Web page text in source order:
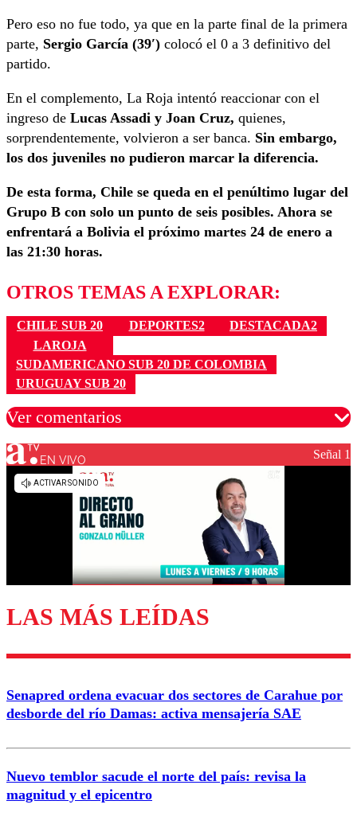
Pero eso no fue todo, ya que en la parte final de la primera
parte, Sergio García (39′) colocó el 0 a 3 definitivo del
partido.
En el complemento, La Roja intentó reaccionar con el
ingreso de Lucas Assadi y Joan Cruz, quienes,
sorprendentemente, volvieron a ser banca. Sin embargo,
los dos juveniles no pudieron marcar la diferencia.
De esta forma, Chile se queda en el penúltimo lugar del
Grupo B con solo un punto de seis posibles. Ahora se
enfrentará a Bolivia el próximo martes 24 de enero a
las 21:30 horas.
OTROS TEMAS A EXPLORAR:
CHILE SUB 20 DEPORTES2
DESTACADA2
LAROJA
SUDAMERICANO SUB 20 DE COLOMBIA
URUGUAY SUB 20
Ver comentarios
Los comentarios son moderados para garantizar un
diálogo respetuoso.
Enviar comentario
EN VIVO Señal 1
LAS MÁS LEÍDAS
Senapred ordena evacuar dos sectores de Carahue por
desborde del río Damas: activa mensajería SAE
Nuevo temblor sacude el norte del país: revisa la
magnitud y el epicentro